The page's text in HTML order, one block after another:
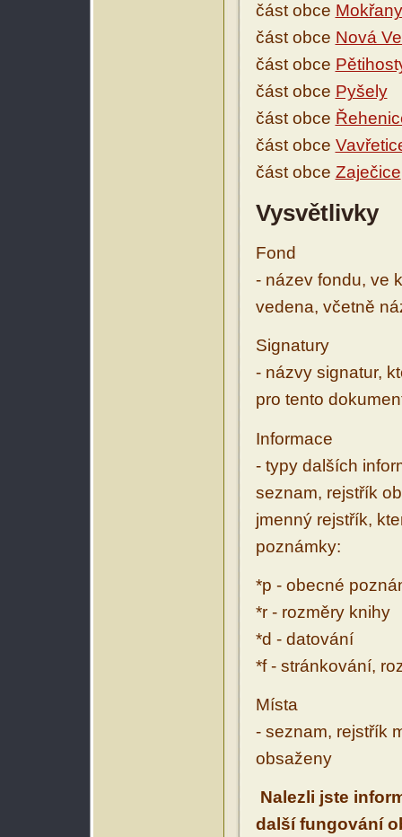
část obce Mokřany
část obce Nová
část obce
část obce Pyšely
část obce
část obce
část obce Zaječice
Vysvětlivky
Fond
- název fondu, ve
vedena, včetně
Signatury
- názvy signatur,
pro tento
Informace
- typy dalších
seznam, rejstřík
jmenný rejstřík,
poznámky:
*p - obecné
*r - rozměry knihy
*d - datování
*f - stránkování,
Místa
- seznam, rejstřík
obsaženy
Nalezli jste
další fungování